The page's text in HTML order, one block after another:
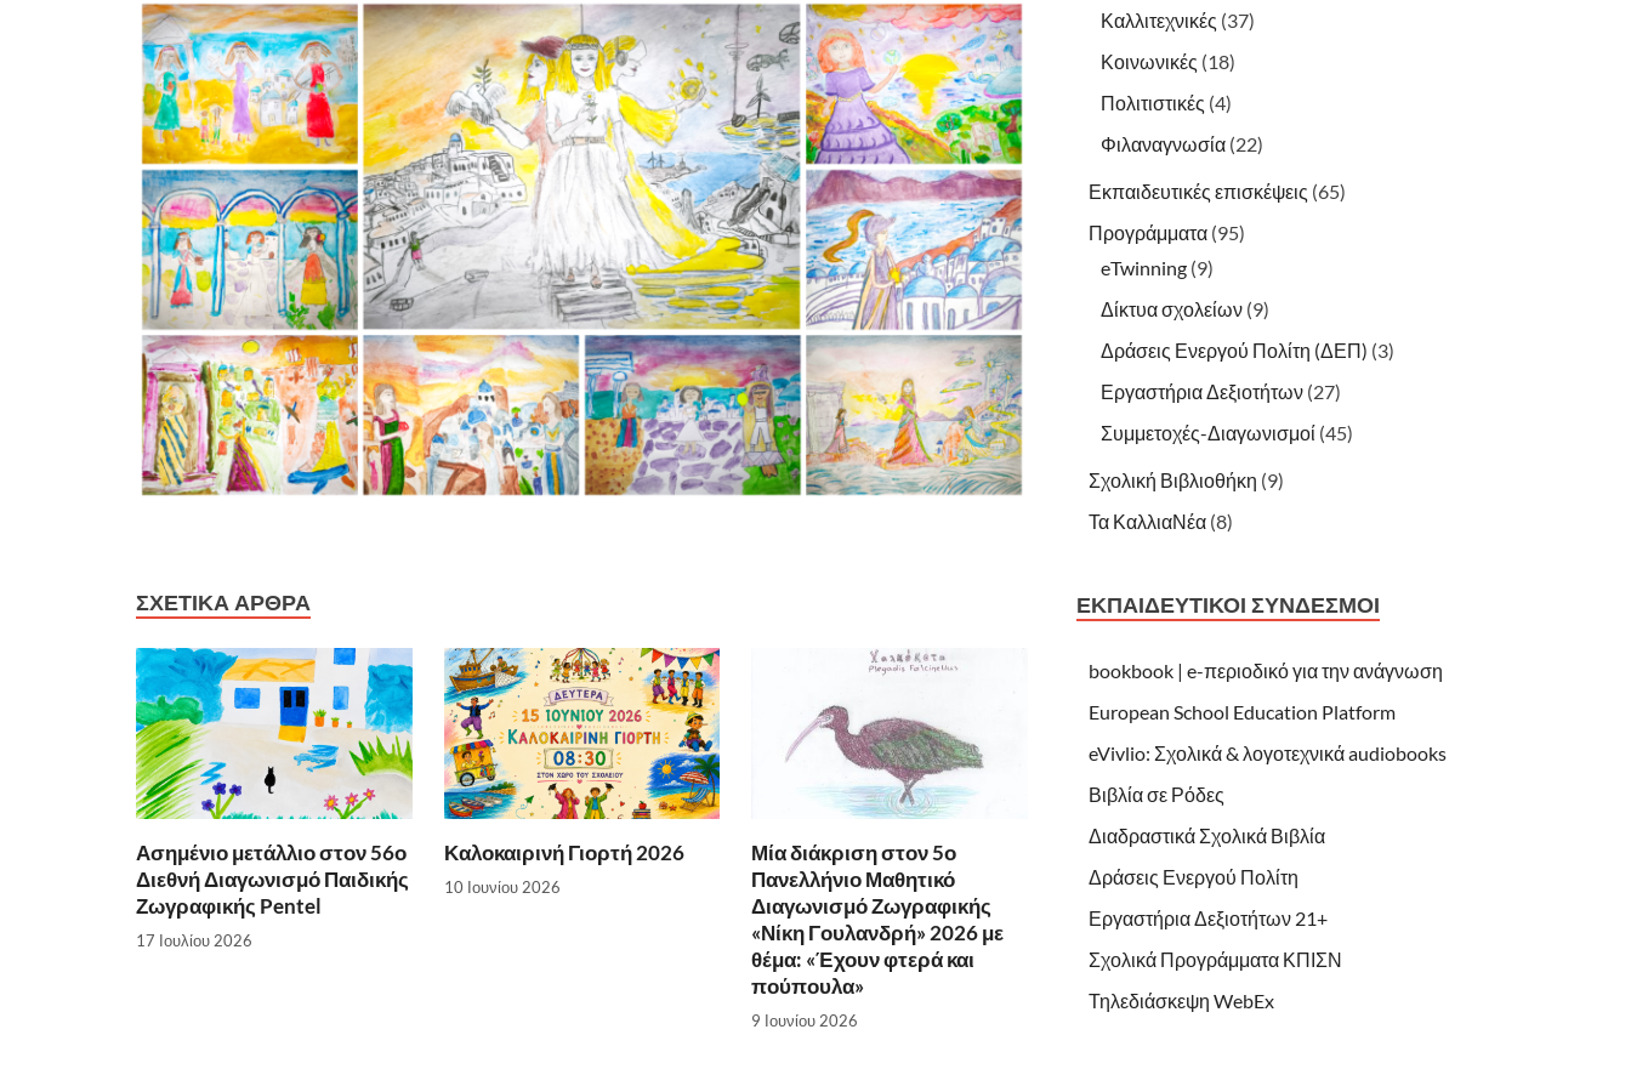
ΣΧΕΤΙΚΆ ΆΡΘΡΑ
Ασημένιο μετάλλιο στον 56ο
Διεθνή Διαγωνισμό Παιδικής
Ζωγραφικής Pentel
17 Ιουλίου 2026
Καλοκαιρινή Γιορτή 2026
10 Ιουνίου 2026
Μία διάκριση στον 5ο
Πανελλήνιο Μαθητικό
Διαγωνισμό Ζωγραφικής
«Νίκη Γουλανδρή» 2026 με
θέμα: «Έχουν φτερά και
πούπουλα»
9 Ιουνίου 2026
Καλλιτεχνικές (37)
Κοινωνικές (18)
Πολιτιστικές (4)
Φιλαναγνωσία (22)
Εκπαιδευτικές επισκέψεις (65)
Προγράμματα (95)
eTwinning (9)
Δίκτυα σχολείων (9)
Δράσεις Ενεργού Πολίτη (ΔΕΠ) (3)
Εργαστήρια Δεξιοτήτων (27)
Συμμετοχές-Διαγωνισμοί (45)
Σχολική Βιβλιοθήκη (9)
Τα ΚαλλιαΝέα (8)
ΕΚΠΑΙΔΕΥΤΙΚΟΊ ΣΎΝΔΕΣΜΟΙ
bookbook | e-περιοδικό για την ανάγνωση
European School Education Platform
eVivlio: Σχολικά & λογοτεχνικά audiobooks
Βιβλία σε Ρόδες
Διαδραστικά Σχολικά Βιβλία
Δράσεις Ενεργού Πολίτη
Εργαστήρια Δεξιοτήτων 21+
Σχολικά Προγράμματα ΚΠΙΣΝ
Τηλεδιάσκεψη WebEx